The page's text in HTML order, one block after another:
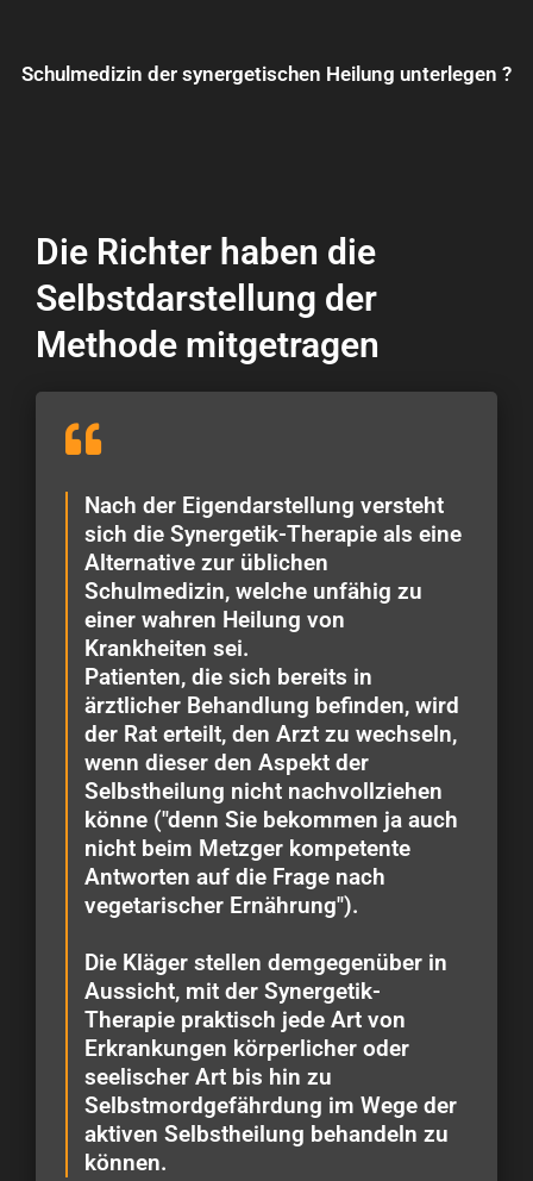
Schulmedizin der synergetischen Heilung unterlegen ?
Die Richter haben die
Selbstdarstellung der
Methode mitgetragen
Nach der Eigendarstellung versteht
sich die Synergetik-Therapie als eine
Alternative zur üblichen
Schulmedizin, welche unfähig zu
einer wahren Heilung von
Krankheiten sei.
Patienten, die sich bereits in
ärztlicher Behandlung befinden, wird
der Rat erteilt, den Arzt zu wechseln,
wenn dieser den Aspekt der
Selbstheilung nicht nachvollziehen
könne ("denn Sie bekommen ja auch
nicht beim Metzger kompetente
Antworten auf die Frage nach
vegetarischer Ernährung").
Die Kläger stellen demgegenüber in
Aussicht, mit der Synergetik-
Therapie praktisch jede Art von
Erkrankungen körperlicher oder
seelischer Art bis hin zu
Selbstmordgefährdung im Wege der
aktiven Selbstheilung behandeln zu
können.